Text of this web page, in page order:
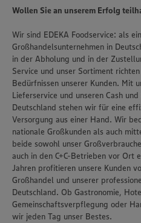
Wollen Sie an unserem Erfolg
Wir sind EDEKA Foodservice: als
Großhandelsunternehmen in
in der Abholung und in der
Service und unser Sortiment
Bedürfnissen unserer Kunden. Mit
Lieferservice und unseren Cash
Deutschland stehen wir für eine
Versorgung aus einer Hand. Wir
nationale Großkunden als auch
beide sowohl unser
auch in den C+C-Betrieben vor Ort
Jahren profitieren unsere Kunden
Großhandel und unserer
Deutschland. Ob Gastronomie,
Gemeinschaftsverpflegung oder
wir jeden Tag unser Bestes.